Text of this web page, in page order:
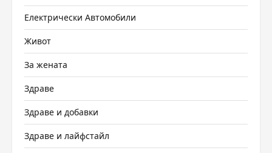
Електрически Автомобили
Живот
За жената
Здраве
Здраве и добавки
Здраве и лайфстайл